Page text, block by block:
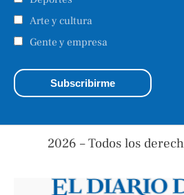
Arte y cultura
Gente y empresa
2026 – Todos los